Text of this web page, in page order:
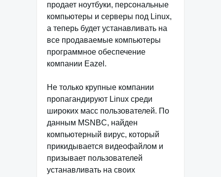
продает ноутбуки, персональные
компьютеры и серверы под Linux,
а теперь будет устанавливать на
все продаваемые компьютеры
программное обеспечение
компании Eazel.
Не только крупные компании
пропагандируют Linux среди
широких масс пользователей. По
данным MSNBC, найден
компьютерный вирус, который
прикидывается видеофайлом и
призывает пользователей
устанавливать на своих